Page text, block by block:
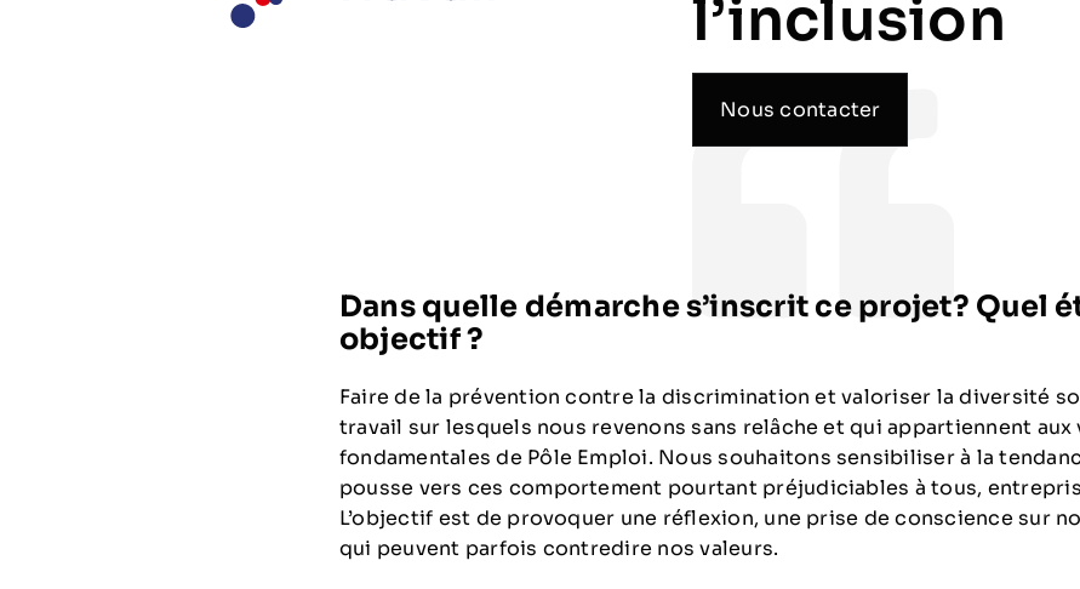
l’inclusion
Nous contacter
Dans quelle démarche s’inscrit ce projet? Quel
objectif ?
Faire de la prévention contre la discrimination et valoriser la diversité
travail sur lesquels nous revenons sans relâche et qui appartiennent aux
fondamentales de Pôle Emploi. Nous souhaitons sensibiliser à la
pousse vers ces comportement pourtant préjudiciables à tous,
L’objectif est de provoquer une réflexion, une prise de conscience sur
qui peuvent parfois contredire nos valeurs.